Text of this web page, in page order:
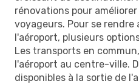
rénovations pour
voyageurs. Pour se
l'aéroport, plusieurs
Les transports en
l'aéroport au centre-ville.
disponibles à la sortie de